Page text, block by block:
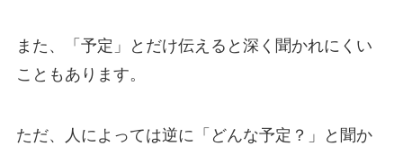
また、「予定」とだけ伝えると深く聞かれにくい
こともあります。
ただ、人によっては逆に「どんな予定？」と聞か